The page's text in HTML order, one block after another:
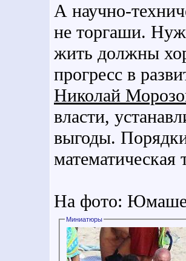
А научно-
не торгаши.
жить должны
прогресс в
Николай
власти,
выгоды.
математическая
На фото:
Миниатюры